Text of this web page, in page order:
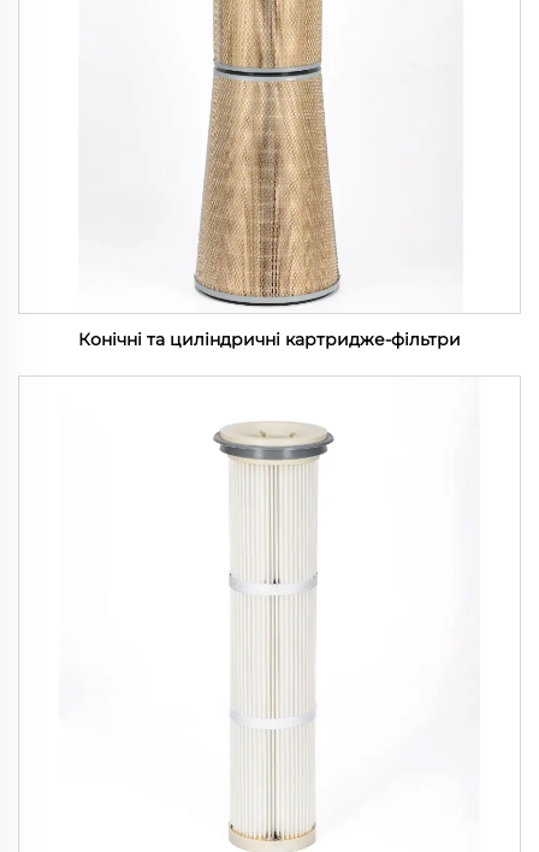
Конічні та циліндричні картридже-фільтри